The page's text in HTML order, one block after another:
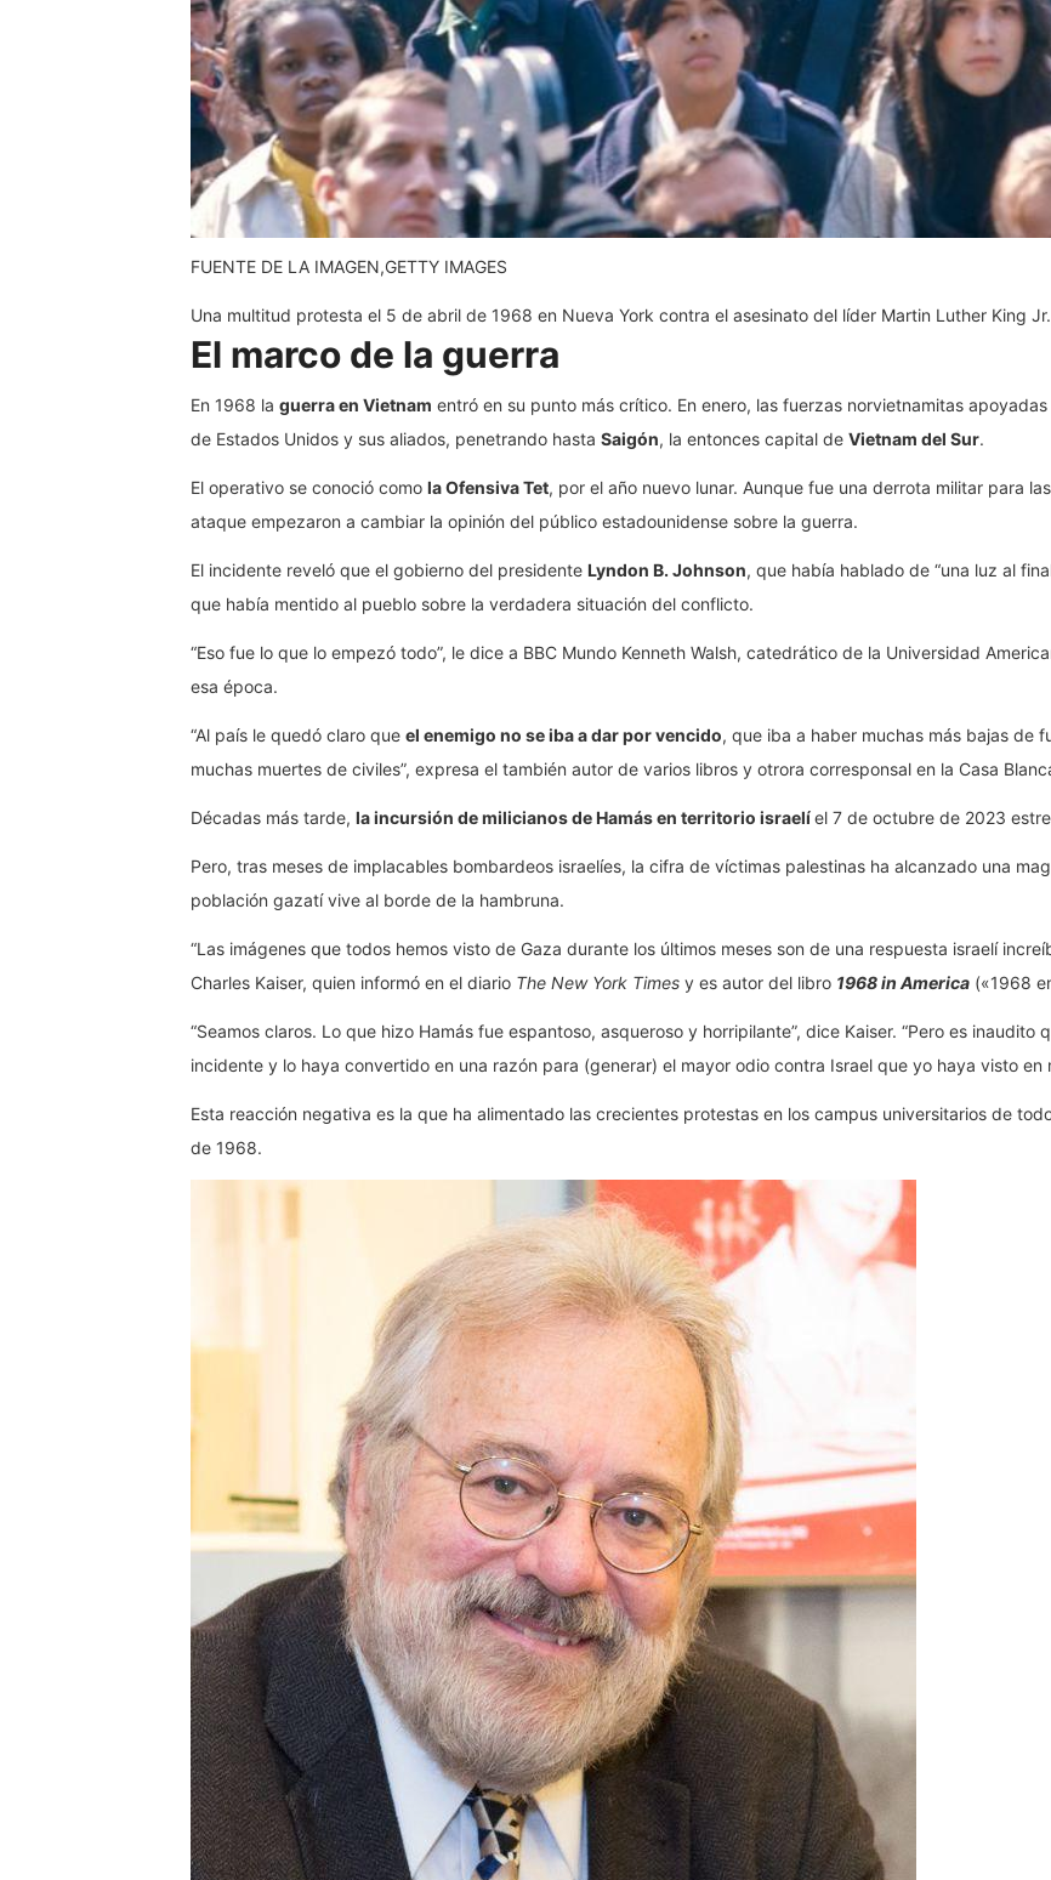
FUENTE DE LA IMAGEN,GETTY IMAGES
Una multitud protesta el 5 de abril de 1968 en Nueva York contra el asesinato del líder Martin Luther King Jr.
El marco de la guerra
En 1968 la guerra en Vietnam entró en su punto más crítico. En enero, las fuerzas norvietnamitas
de Estados Unidos y sus aliados, penetrando hasta Saigón, la entonces capital de Vietnam del Sur.
El operativo se conoció como la Ofensiva Tet, por el año nuevo lunar. Aunque fue una derrota militar para
ataque empezaron a cambiar la opinión del público estadounidense sobre la guerra.
El incidente reveló que el gobierno del presidente Lyndon B. Johnson, que había hablado de “una luz al
que había mentido al pueblo sobre la verdadera situación del conflicto.
“Eso fue lo que lo empezó todo”, le dice a BBC Mundo Kenneth Walsh, catedrático de la Universidad
esa época.
“Al país le quedó claro que el enemigo no se iba a dar por vencido, que iba a haber muchas más bajas de
muchas muertes de civiles”, expresa el también autor de varios libros y otrora corresponsal en la Casa
Décadas más tarde, la incursión de milicianos de Hamás en territorio israelíel 7 de octubre de 2023
Pero, tras meses de implacables bombardeos israelíes, la cifra de víctimas palestinas ha alcanzado una
población gazatí vive al borde de la hambruna.
“Las imágenes que todos hemos visto de Gaza durante los últimos meses son de una respuesta israelí
Charles Kaiser, quien informó en el diario The New York Times y es autor del libro 1968 in America («1968
“Seamos claros. Lo que hizo Hamás fue espantoso, asqueroso y horripilante”, dice Kaiser. “Pero es
incidente y lo haya convertido en una razón para (generar) el mayor odio contra Israel que yo haya visto en
Esta reacción negativa es la que ha alimentado las crecientes protestas en los campus universitarios de
de 1968.